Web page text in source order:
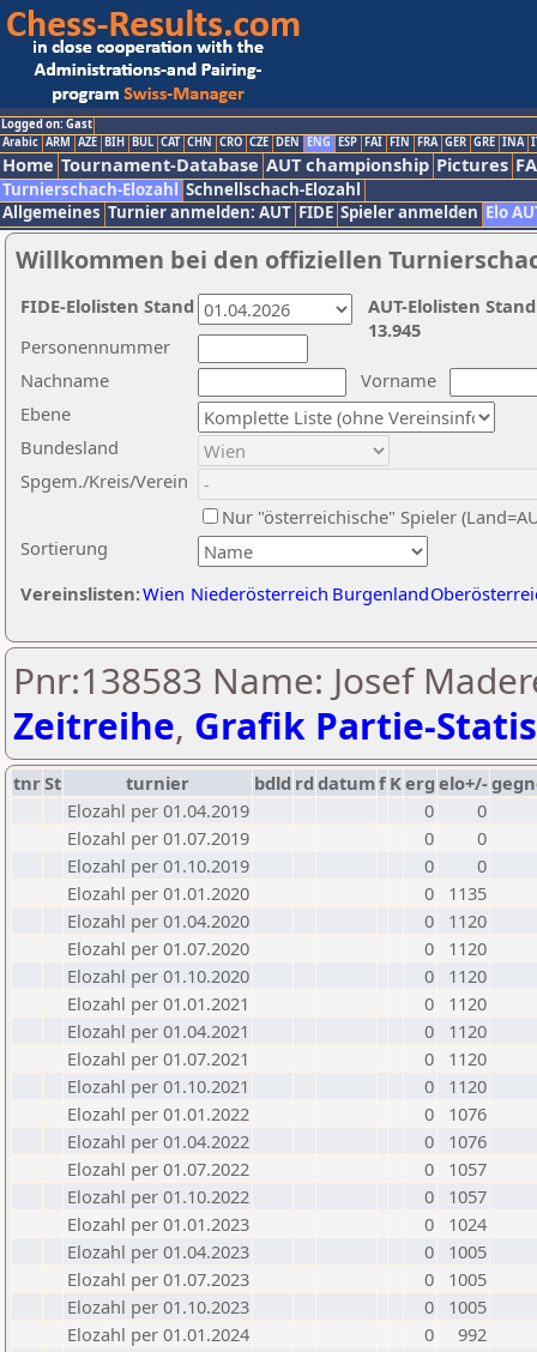
Logged on: Gast
Arabic ARM AZE BIH BUL CAT CHN CRO CZE DEN ENG ESP FAI FIN FRA GER GRE INA
Home Tournament-Database AUT championship Pictures
Turnierschach-Elozahl Schnellschach-Elozahl
Allgemeines Turnier anmelden: AUT FIDE Spieler anmelden Elo
Willkommen bei den offiziellen
Nachname
Vorname
Ebene
Sortierung
Personennummer
Bundesland
Spgem./Kreis/Verein
Nur "österreichische" Spieler
Vereinslisten:Wien Niederösterreich Burgenland
AUT-Elolisten
13.945
FIDE-Elolisten Stand
Pnr:138583 Name: Josef
Zeitreihe, Grafik Partie-
tnrSt turnier bdld rd datumf Kerg elo+/-
Elozahl per 01.04.2019
0
0
Elozahl per 01.07.2019
0
0
Elozahl per 01.10.2019
0
0
Elozahl per 01.01.2020
0
1135
Elozahl per 01.04.2020
0
1120
Elozahl per 01.07.2020
0
1120
Elozahl per 01.10.2020
0
1120
Elozahl per 01.01.2021
0
1120
Elozahl per 01.04.2021
0
1120
Elozahl per 01.07.2021
0
1120
Elozahl per 01.10.2021
0
1120
Elozahl per 01.01.2022
0
1076
Elozahl per 01.04.2022
0
1076
Elozahl per 01.07.2022
0
1057
Elozahl per 01.10.2022
0
1057
Elozahl per 01.01.2023
0
1024
Elozahl per 01.04.2023
0
1005
Elozahl per 01.07.2023
0
1005
Elozahl per 01.10.2023
0
1005
Elozahl per 01.01.2024
0
992